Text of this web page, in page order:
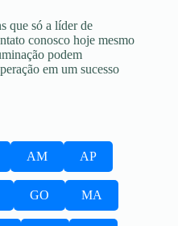
que só a líder de
conosco hoje mesmo
podem
em um sucesso
AM AP
GO MA